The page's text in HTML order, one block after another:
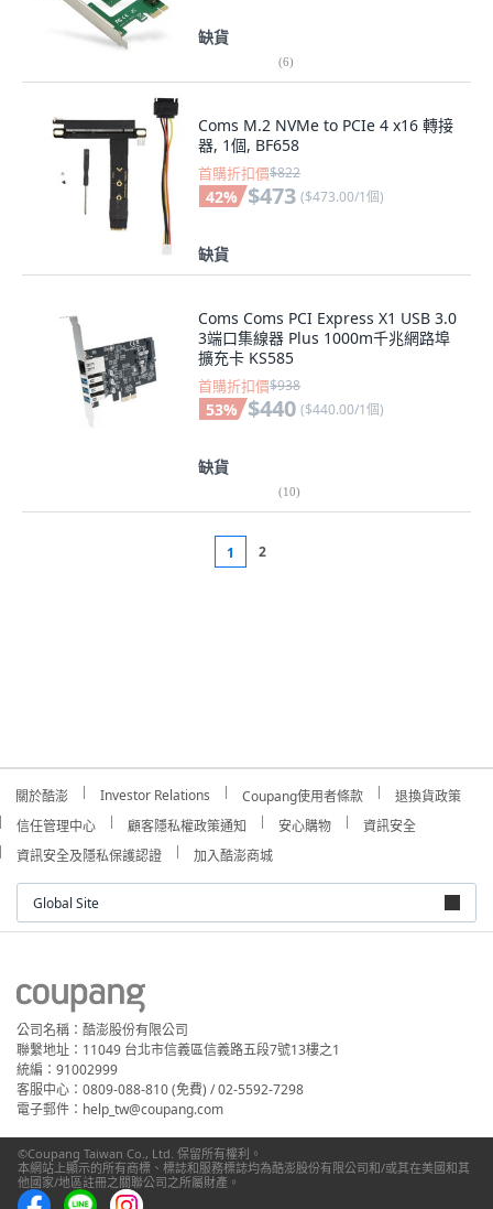
缺貨
(6)
Coms M.2 NVMe to PCIe 4 x16 轉接
器, 1個, BF658
首購折扣價$822
42% $473 ($473.00/1個)
缺貨
Coms Coms PCI Express X1 USB 3.0
3端口集線器 Plus 1000m千兆網路埠
擴充卡 KS585
首購折扣價$938
53% $440 ($440.00/1個)
缺貨
(10)
1 2
關於酷澎 Investor Relations Coupang使用者條款
退換貨政策
信任管理中心
顧客隱私權政策通知 安心購物
資訊安全
資訊安全及隱私保護認證
加入酷澎商城
Global Site
公司名稱：酷澎股份有限公司
聯繫地址：11049 台北市信義區信義路五段7號13樓之1
統編：91002999
客服中心：0809-088-810 (免費) / 02-5592-7298
電子郵件：help_tw@coupang.com
©Coupang Taiwan Co., Ltd. 保留所有權利。
本網站上顯示的所有商標、標誌和服務標誌均為酷澎股份有限公司和/或其在美國和其
他國家/地區註冊之關聯公司之所屬財產。